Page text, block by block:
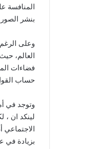
المنافسة
بنشر الصور والذي يضمّ 600 مليون مستخدم في
وعلى
فضاءات
حساب
وتوجد في
لينكد ان ،
بزيادة في